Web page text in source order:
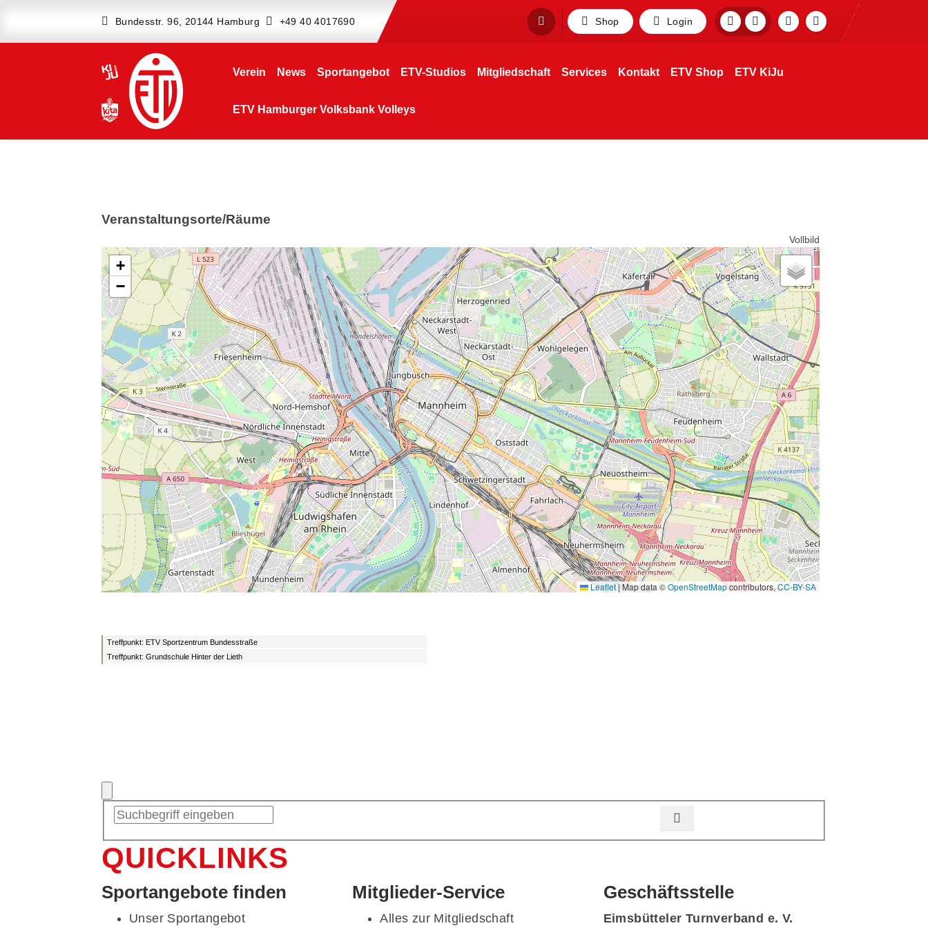
Bundesstr. 96, 20144 Hamburg +49 40 4017690 Shop Login
Verein News Sportangebot ETV-Studios Mitgliedschaft Services Kontakt ETV Shop ETV KiJu
ETV Hamburger Volksbank Volleys
Veranstaltungsorte/Räume
Vollbild
+
−
Leaflet|Map data ©OpenStreetMapcontributors,CC-BY-SA
Treffpunkt: ETV Sportzentrum Bundesstraße
Treffpunkt: Grundschule Hinter der Lieth
QUICKLINKS
Sportangebote finden
Unser Sportangebot
Mitglieder-Service
Alles zur Mitgliedschaft
Geschäftsstelle
Eimsbütteler Turnverband e. V.